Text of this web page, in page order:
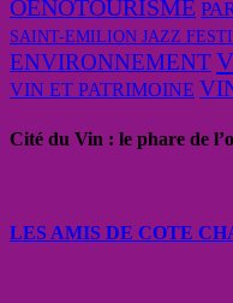
OENOTOURISME
SAINT-EMILION JAZZ
ENVIRONNEMENT
VIN ET PATRIMOINE
Cité du Vin : le phare de
LES AMIS DE COTE